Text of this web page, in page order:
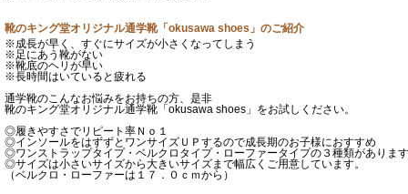
靴のキング堂オリジナル通学靴「okusawa shoes」のご紹介
※成長が早く、すぐにサイズが小さくなってしまう
※足にあう靴がない
※靴底のヘリが早い
※長時間はいていると疲れる
通学靴のこんなお悩みをお持ちの方、是非
靴のキング堂オリジナル通学靴「okusawa shoes」をお試しください。
◎履きやすさでリピート率Ｎｏ１
◎インソールをはずずとワンサイズＵＰするので成長期のお子様におすすめ
◎ワンストラップタイプ・ベルクロタイプ・ローファータイプの３種類があります
◎サイズは小さいサイズから大きいサイズまで幅広くご用意しています。
（ベルクロ・ローファーは１７．０ｃｍから）